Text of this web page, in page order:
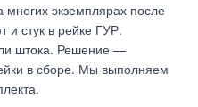
многих экземплярах после
и стук в рейке ГУР.
штока. Решение —
в сборе. Мы выполняем